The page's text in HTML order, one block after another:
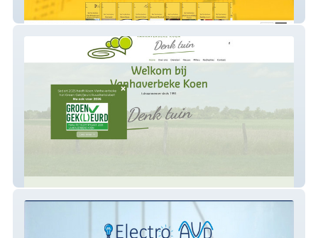
YellowMusicEditions
Vanhaverbeke Koen